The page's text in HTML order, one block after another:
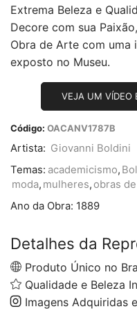
Extrema Beleza e
Decore com sua
Obra de Arte com uma
exposto no Museu.
VEJA UM VÍDEO
Código: OACANV1787B
Artista: Giovanni Boldini
Temas: academicismo,
moda, mulheres, obras
Ano da Obra: 1889
Detalhes da
Produto Único no
Qualidade e Beleza
Imagens Adquiridas